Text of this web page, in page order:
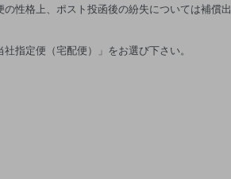
の性格上、ポスト投函後の紛失については補償出
指定便（宅配便）」をお選び下さい。